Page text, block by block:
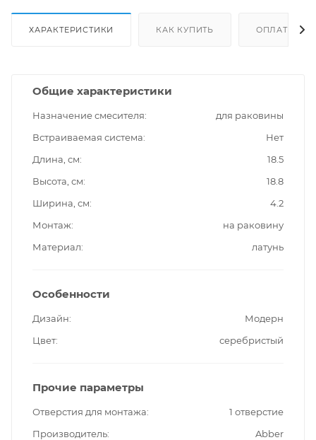
ХАРАКТЕРИСТИКИ КАК КУПИТЬ ОПЛАТА
Общие характеристики
Назначение смесителя
для раковины
Встраиваемая система
Нет
Длина, см
18.5
Высота, см
18.8
Ширина, см
4.2
Монтаж
на раковину
Материал
латунь
Особенности
Дизайн
Модерн
Цвет
серебристый
Прочие параметры
Отверстия для монтажа
1 отверстие
Производитель
Abber